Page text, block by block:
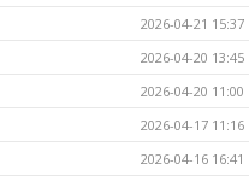
2026-04-21 15:37
2026-04-20 13:45
2026-04-20 11:00
2026-04-17 11:16
2026-04-16 16:41